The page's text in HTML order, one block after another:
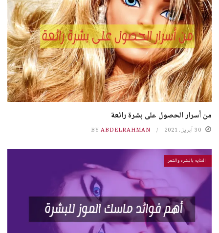
من أسرار الحصول على بشرة رائعة
30 أبريل، 2021 BY ABDELRAHMAN
العنايه بالبشره والشعر